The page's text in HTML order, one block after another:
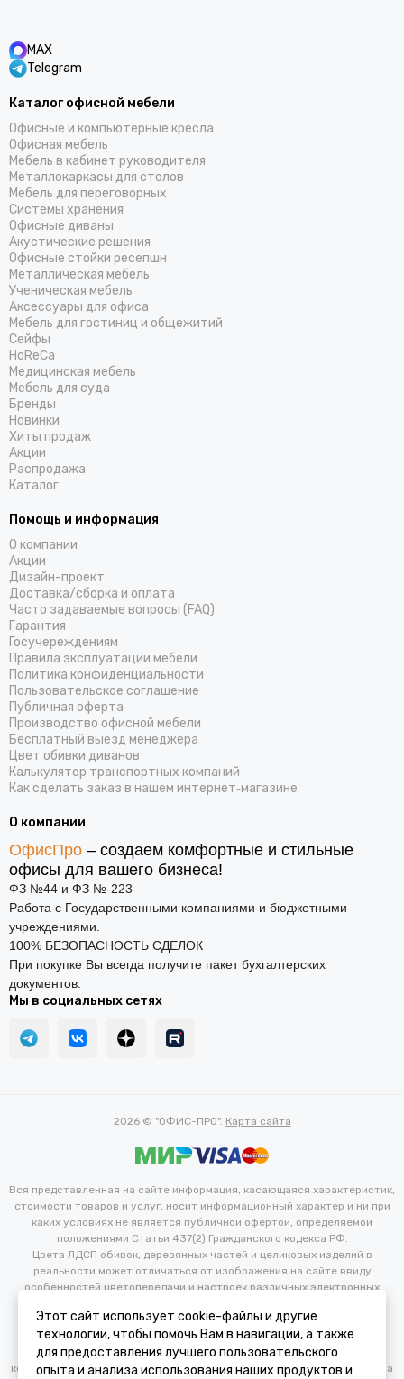
MAX
Telegram
Каталог офисной мебели
Офисные и компьютерные кресла
Офисная мебель
Мебель в кабинет руководителя
Металлокаркасы для столов
Мебель для переговорных
Системы хранения
Офисные диваны
Акустические решения
Офисные стойки ресепшн
Металлическая мебель
Ученическая мебель
Аксессуары для офиса
Мебель для гостиниц и общежитий
Cейфы
HoReCa
Медицинская мебель
Мебель для суда
Бренды
Новинки
Хиты продаж
Акции
Распродажа
Каталог
Помощь и информация
О компании
Акции
Дизайн-проект
Доставка/cборка и оплата
Часто задаваемые вопросы (FAQ)
Гарантия
Госучереждениям
Правила эксплуатации мебели
Политика конфиденциальности
Пользовательское соглашение
Публичная оферта
Производство офисной мебели
Бесплатный выезд менеджера
Цвет обивки диванов
Калькулятор транспортных компаний
Как сделать заказ в нашем интернет‑магазине
О компании
ОфисПро – создаем комфортные и стильные
офисы для вашего бизнеса!
ФЗ №44 и ФЗ №-223
Работа с Государственными компаниями и бюджетными
учреждениями.
100% БЕЗОПАСНОСТЬ СДЕЛОК
При покупке Вы всегда получите пакет бухгалтерских
документов.
Мы в социальных сетях
2026 © "ОФИС-ПРО". Карта сайта
Вся представленная на сайте информация, касающаяся характеристик,
стоимости товаров и услуг, носит информационный характер и ни при
каких условиях не является публичной офертой, определяемой
положениями Статьи 437(2) Гражданского кодекса РФ.
Цвета ЛДСП обивок, деревянных частей и целиковых изделий в
реальности может отличаться от изображения на сайте ввиду
особенностей цветопередачи и настроек различных электронных
изменения в технические и иные характеристики изделий для
улучшения их эксплуатационных и технических параметров без
предварительного уведомления потребителя. Изменение
конфигурации продукта не является основанием для возврата/обмена
Этот сайт использует cookie-файлы и другие
технологии, чтобы помочь Вам в навигации, а также
для предоставления лучшего пользовательского
опыта и анализа использования наших продуктов и